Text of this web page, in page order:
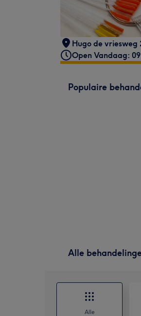
Hugo de vriesweg
Open Vandaag:
Populaire
Alle
Alle